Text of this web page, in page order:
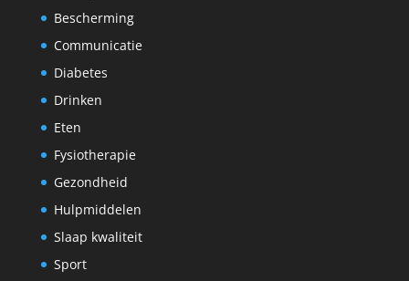
Bescherming
Communicatie
Diabetes
Drinken
Eten
Fysiotherapie
Gezondheid
Hulpmiddelen
Slaap kwaliteit
Sport